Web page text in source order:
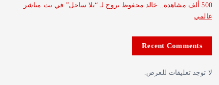
مشاهدة.. خالد محفوظ يروج لـ “يلا ساحل” في بث مباشر
Recent
للعرض.